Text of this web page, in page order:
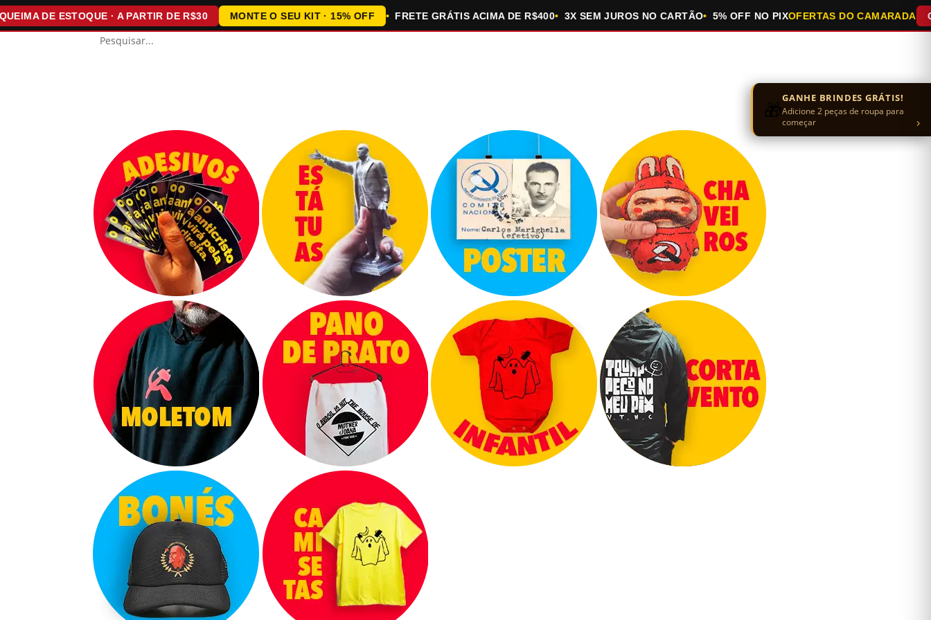
DE ESTOQUE · A PARTIR DE R$30 MONTE O SEU KIT · 15% OFF FRETE GRÁTIS ACIMA DE R$400 3X SEM JUROS NO CARTÃO 5% OFF NO PIXOFERTAS DO CAMARADA
🎁GANHE BRINDES GRÁTIS!
Adicione 2 peças de roupa para
começar
›